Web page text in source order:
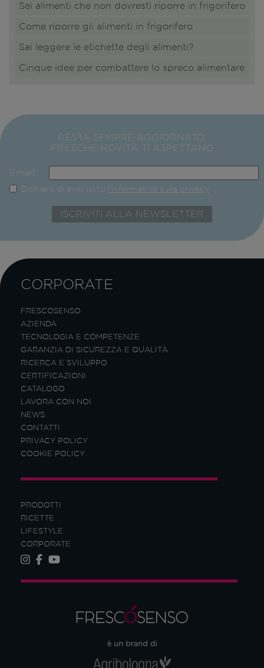
Sei alimenti che non dovresti riporre in frigorifero
Come riporre gli alimenti in frigorifero
Sai leggere le etichette degli alimenti?
Cinque idee per combattere lo spreco alimentare
RESTA SEMPRE AGGIORNATO,
FRESCHE NOVITÀ TI ASPETTANO
Email:
Dichiaro di aver letto l'informativa sulla privacy
PRODOTTI
RICETTE
LIFESTYLE
CORPORATE
CORPORATE
FRESCOSENSO
AZIENDA
TECNOLOGIA E COMPETENZE
GARANZIA DI SICUREZZA E QUALITÀ
RICERCA E SVILUPPO
CERTIFICAZIONI
CATALOGO
LAVORA CON NOI
NEWS
CONTATTI
PRIVACY POLICY
COOKIE POLICY